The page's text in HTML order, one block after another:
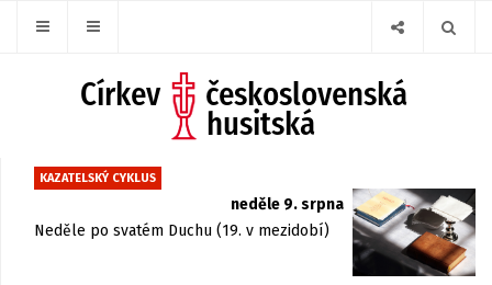
KAZATELSKÝ CYKLUS
neděle 9. srpna
Neděle po svatém Duchu (19. v mezidobí)